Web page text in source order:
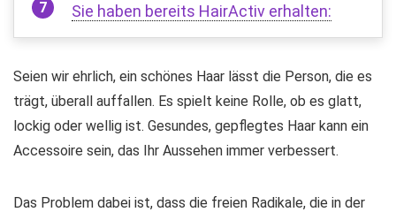
Sie haben bereits HairActiv erhalten:
Seien wir ehrlich, ein schönes Haar lässt die Person, die es
trägt, überall auffallen. Es spielt keine Rolle, ob es glatt,
lockig oder wellig ist. Gesundes, gepflegtes Haar kann ein
Accessoire sein, das Ihr Aussehen immer verbessert.
Das Problem dabei ist, dass die freien Radikale, die in der